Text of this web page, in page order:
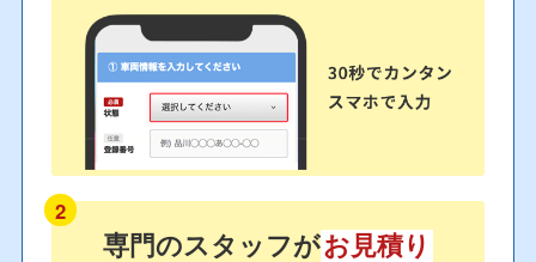
2
専門のスタッフがお見積り